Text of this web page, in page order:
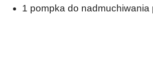
1 pompka do nadmuchiwania